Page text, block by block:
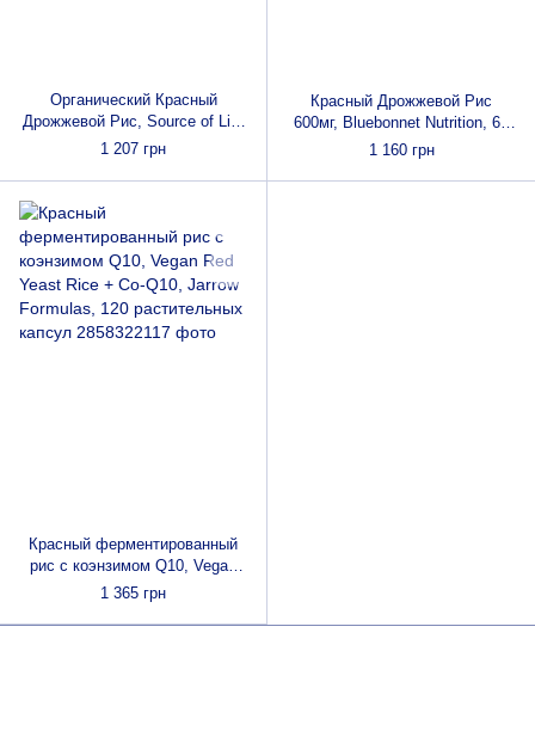
Органический Красный
Дрожжевой Рис, Source of Life
Garden, Natures Plus, 60
1 207 грн
Красный Дрожжевой Рис
600мг, Bluebonnet Nutrition, 60
гелевых капсул
1 160 грн
Красный ферментированный
рис с коэнзимом Q10, Vegan
Red Yeast Rice + Co-Q10,
растительных капсул
1 365 грн